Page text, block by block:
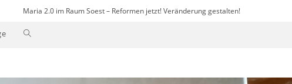
Maria 2.0 im Raum Soest – Reformen jetzt! Veränderung gestalten!
Website-
umschalten